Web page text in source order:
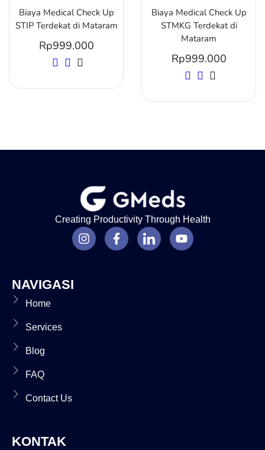
Biaya Medical Check Up
STIP Terdekat di Mataram
Rp999.000
Biaya Medical Check Up
STMKG Terdekat di
Mataram
Rp999.000
Creating Productivity Through Health
NAVIGASI
Home
Services
Blog
FAQ
Contact Us
KONTAK